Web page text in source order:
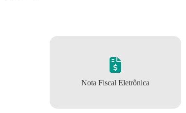
Nota Fiscal Eletrônica